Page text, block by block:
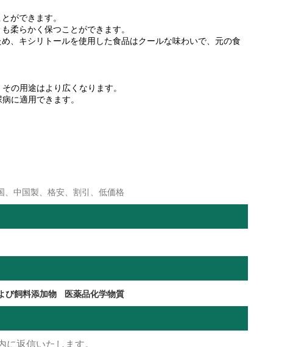
ができます。
柔らかく保つことができます。
、キシリトールを使用した食品はクールな味わいで、元の食
の用途はより広くなります。
に適用できます。
、中国製、格安、割引、低価格
び飼料添加物 医薬品化学物質
返信いたします。